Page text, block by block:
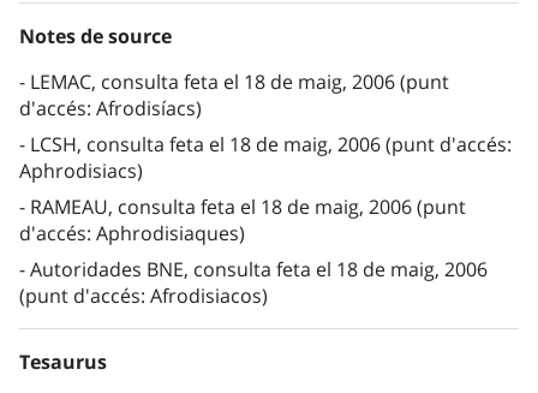
Notes de source
LEMAC, consulta feta el 18 de maig, 2006 (punt
d'accés: Afrodisíacs)
LCSH, consulta feta el 18 de maig, 2006 (punt d'accés:
Aphrodisiacs)
RAMEAU, consulta feta el 18 de maig, 2006 (punt
d'accés: Aphrodisiaques)
Autoridades BNE, consulta feta el 18 de maig, 2006
(punt d'accés: Afrodisiacos)
Tesaurus